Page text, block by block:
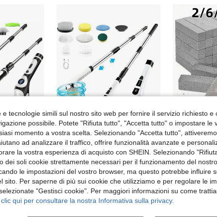
Rotante Elettrica Senza Fili con 9 Testine Intercambiabili per Bagno, Doccia, Vasca da Bagno, Vetro, Auto, Pavimenti Elettrici
(100+)
Spazzola di pulizia elettrica rotante, spazzola di pulizia senza fili ricaricabile da 1800mAh, grado di impermeabilità IPX7, pulitore per il bagno, dotata di 8 testine di spazzola sostituibili, adatta per bagni, pavimenti, cucine, vetri, auto, ecc., con manico esteso
17.21€
22 left
4.93€
e tecnologie simili sul nostro sito web per fornire il servizio richiesto e
possibile. Potete "Rifiuta tutto", "Accetta tutto" o impostare le
momento a vostra scelta. Selezionando "Accetta tutto",
ad analizzare il traffico, offrire funzionalità avanzate e
la vostra esperienza di acquisto con SHEIN. Selezionando
dei soli cookie strettamente necessari per il funzionamento del
le impostazioni del vostro browser, ma questo potrebbe influire
sito. Per saperne di più sui cookie che utilizziamo e per regolare le
"Gestisci cookie". Per maggiori informazioni su come
qui per consultare la nostra Informativa sulla privacy.